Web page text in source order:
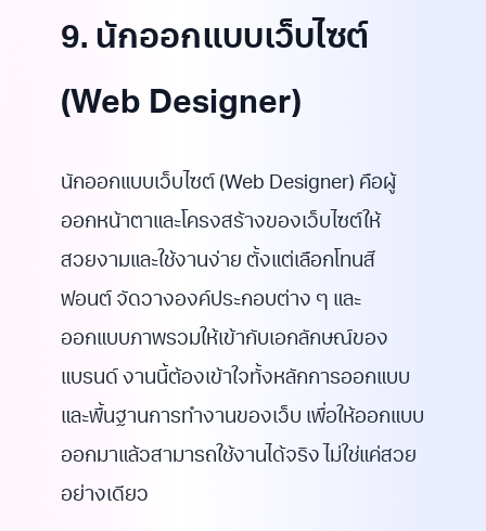
9. นักออกแบบเว็บไซต์
(Web Designer)
นักออกแบบเว็บไซต์ (Web Designer) คือผู้
ออกหน้าตาและโครงสร้างของเว็บไซต์ให้
สวยงามและใช้งานง่าย ตั้งแต่เลือกโทนสี
ฟอนต์ จัดวางองค์ประกอบต่าง ๆ และ
ออกแบบภาพรวมให้เข้ากับเอกลักษณ์ของ
แบรนด์ งานนี้ต้องเข้าใจทั้งหลักการออกแบบ
และพื้นฐานการทำงานของเว็บ เพื่อให้ออกแบบ
ออกมาแล้วสามารถใช้งานได้จริง ไม่ใช่แค่สวย
อย่างเดียว